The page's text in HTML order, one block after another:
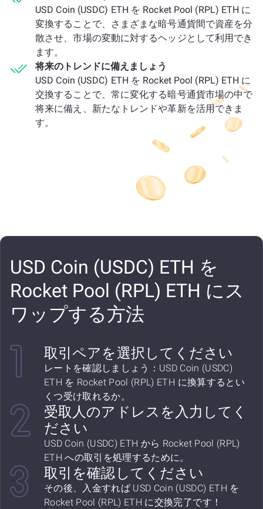
USD Coin (USDC) ETH を Rocket Pool (RPL) ETH に
変換することで、さまざまな暗号通貨間で資産を分
散させ、市場の変動に対するヘッジとして利用でき
ます。
将来のトレンドに備えましょう
USD Coin (USDC) ETH を Rocket Pool (RPL) ETH に
交換することで、常に変化する暗号通貨市場の中で
将来に備え、新たなトレンドや革新を活用できま
す。
USD Coin (USDC) ETH を
Rocket Pool (RPL) ETH にス
ワップする方法
取引ペアを選択してください
レートを確認しましょう：USD Coin (USDC)
ETH を Rocket Pool (RPL) ETH に換算するとい
くつ受け取れるか。
受取人のアドレスを入力してく
ださい
USD Coin (USDC) ETH から Rocket Pool (RPL)
ETH への取引を処理するために。
取引を確認してください
その後、入金すれば USD Coin (USDC) ETH を
Rocket Pool (RPL) ETH に交換完了です！